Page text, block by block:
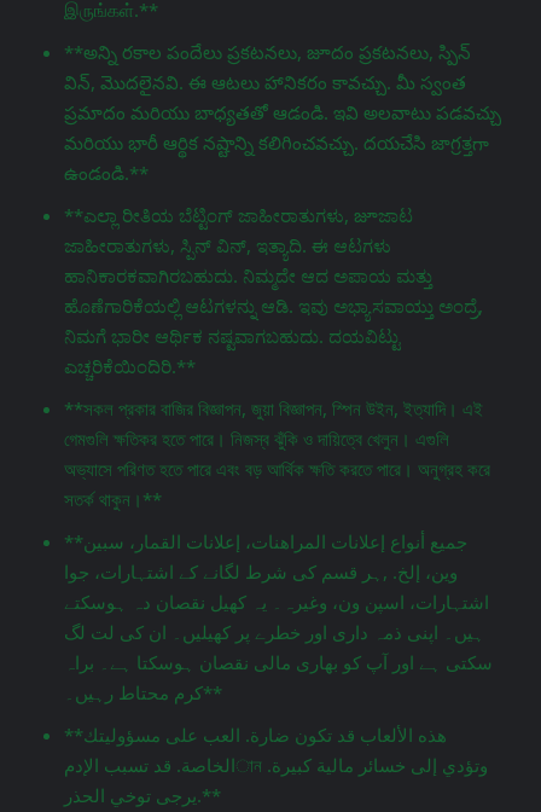
இருங்கள்.**
**అన్ని రకాల పందేలు ప్రకటనలు, జూదం ప్రకటనలు, స్పిన్
విన్, మొదలైనవి. ఈ ఆటలు హానికరం కావచ్చు. మీ స్వంత
ప్రమాదం మరియు బాధ్యతతో ఆడండి. ఇవి అలవాటు పడవచ్చు
మరియు భారీ ఆర్థిక నష్టాన్ని కలిగించవచ్చు. దయచేసి జాగ్రತ್ತగా
ఉండండి.**
**ಎಲ್ಲಾ ರೀತಿಯ ಬೆಟ್ಟಿಂಗ್ ಜಾಹೀರಾತುಗಳು, జూಜಾಟ
ಜಾಹೀರಾತುಗಳು, ಸ್ಪಿನ್ ವಿನ್, ಇತ್ಯಾದಿ. ಈ ಆಟಗಳು
ಹಾನಿಕಾರಕವಾಗಿರಬಹುದು. ನಿಮ್ಮದೇ ಆದ ಅಪಾಯ ಮತ್ತು
ಹೊಣೆಗಾರಿಕೆಯಲ್ಲಿ ಆಟಗಳನ್ನು ಆಡಿ. ಇವು ಅಭ್ಯಾಸವಾಯ್ತು ಅಂದ್ರೆ,
ನಿಮಗೆ ಭಾರೀ ಆರ್ಥಿಕ ನಷ್ಟವಾಗಬಹುದು. ದಯವಿಟ್ಟು
ಎಚ್ಚರಿಕೆಯಿಂದಿರಿ.**
**সকল প্রকার বাজির বিজ্ঞাপন, জুয়া বিজ্ঞাপন, স্পিন উইন, ইত্যাদি। এই
গেমগুলি ক্ষতিকর হতে পারে। নিজস্ব ঝুঁকি ও দায়িত্বে খেলুন। এগুলি
অভ্যাসে পরিণত হতে পারে এবং বড় আর্থিক ক্ষতি করতে পারে। অনুগ্রহ করে
সতর্ক থাকুন।**
**جميع أنواع إعلانات المراهنات، إعلانات القمار، سبين
وين، إلخ. ,ہر قسم کی شرط لگانے کے اشتہارات، جوا
اشتہارات، اسپن ون، وغیرہ۔ یہ کھیل نقصان دہ ہوسکتے
ہیں۔ اپنی ذمہ داری اور خطرے پر کھیلیں۔ ان کی لت لگ
سکتی ہے اور آپ کو بھاری مالی نقصان ہوسکتا ہے۔ براہ
کرم محتاط رہیں۔**
**هذه الألعاب قد تكون ضارة. العب على مسؤوليتك
الخاصة. قد تسبب الإدمান وتؤدي إلى خسائر مالية كبيرة.
يرجى توخي الحذر.**